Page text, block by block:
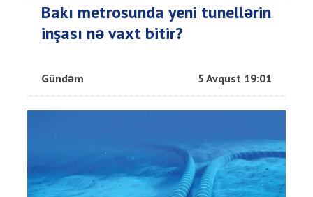
Bakı metrosunda yeni tunellərin
inşası nə vaxt bitir?
Gündəm 5 Avqust 19:01